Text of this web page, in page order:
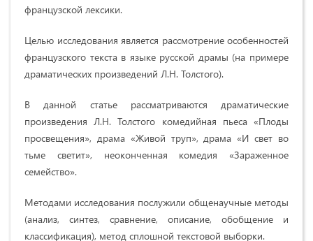
французской лексики.
Целью исследования является рассмотрение особенностей
французского текста в языке русской драмы (на примере
драматических произведений Л.Н. Толстого).
В данной статье рассматриваются драматические
произведения Л.Н. Толстого комедийная пьеса «Плоды
просвещения», драма «Живой труп», драма «И свет во
тьме светит», неоконченная комедия «Зараженное
семейство».
Методами исследования послужили общенаучные методы
(анализ, синтез, сравнение, описание, обобщение и
классификация), метод сплошной текстовой выборки.